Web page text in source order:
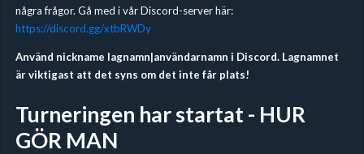
några frågor. Gå med i vår Discord-server här:
https://discord.gg/xtbRWDy
Använd nickname lagnamn|användarnamn i Discord. Lagnamnet
är viktigast att det syns om det inte får plats!
Turneringen har startat - HUR
GÖR MAN